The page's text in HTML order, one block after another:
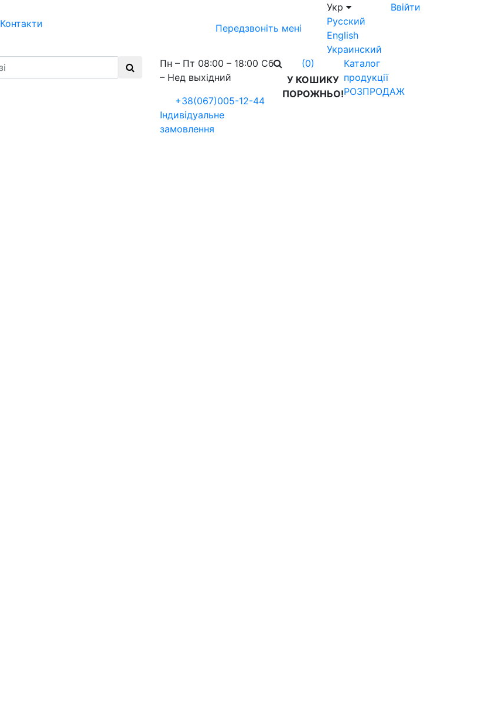
Контакти Передзвоніть мені
Укр
Русский
English
Украинский
Ввійти
Пн – Пт 08:00 – 18:00 Сб
– Нед выхідний
+38(067)005-12-44
Індивідуальне
замовлення
(0)
У КОШИКУ
ПОРОЖНЬО!
Каталог
продукції
РОЗПРОДАЖ